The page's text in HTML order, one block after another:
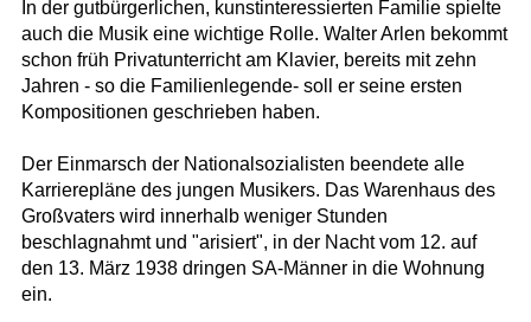
In der gutbürgerlichen, kunstinteressierten Familie spielte
auch die Musik eine wichtige Rolle. Walter Arlen bekommt
schon früh Privatunterricht am Klavier, bereits mit zehn
Jahren - so die Familienlegende- soll er seine ersten
Kompositionen geschrieben haben.
Der Einmarsch der Nationalsozialisten beendete alle
Karrierepläne des jungen Musikers. Das Warenhaus des
Großvaters wird innerhalb weniger Stunden
beschlagnahmt und "arisiert", in der Nacht vom 12. auf
den 13. März 1938 dringen SA-Männer in die Wohnung
ein.